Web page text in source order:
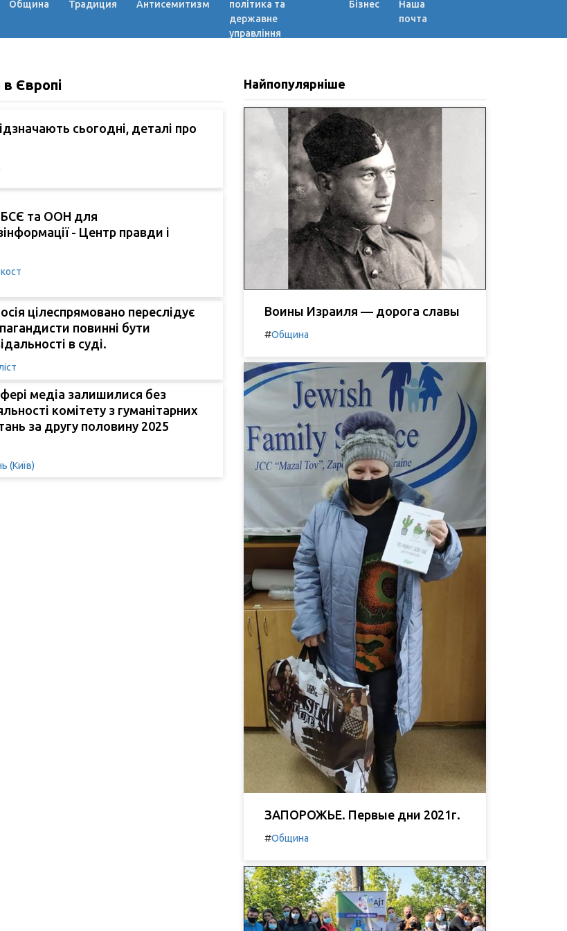
Община Традиция Антисемитизм
політика та
державне
управління
Бізнес
Наша
почта
в Європі
сьогодні, деталі про
та ООН для
- Центр правди і
цілеспрямовано переслідує
повинні бути
в суді.
медіа залишилися без
комітету з гуманітарних
за другу половину 2025
(Київ)
Найпопулярніше
Воины Израиля — дорога славы
#Община
ЗАПОРОЖЬЕ. Первые дни 2021г.
#Община